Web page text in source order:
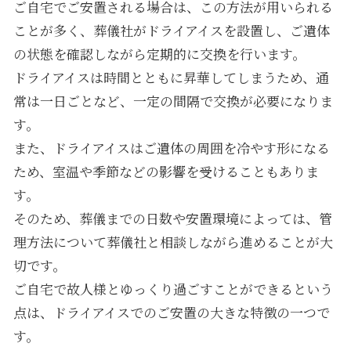
ご自宅でご安置される場合は、この方法が用いられる
ことが多く、葬儀社がドライアイスを設置し、ご遺体
の状態を確認しながら定期的に交換を行います。
ドライアイスは時間とともに昇華してしまうため、通
常は一日ごとなど、一定の間隔で交換が必要になりま
す。
また、ドライアイスはご遺体の周囲を冷やす形になる
ため、室温や季節などの影響を受けることもありま
す。
そのため、葬儀までの日数や安置環境によっては、管
理方法について葬儀社と相談しながら進めることが大
切です。
ご自宅で故人様とゆっくり過ごすことができるという
点は、ドライアイスでのご安置の大きな特徴の一つで
す。